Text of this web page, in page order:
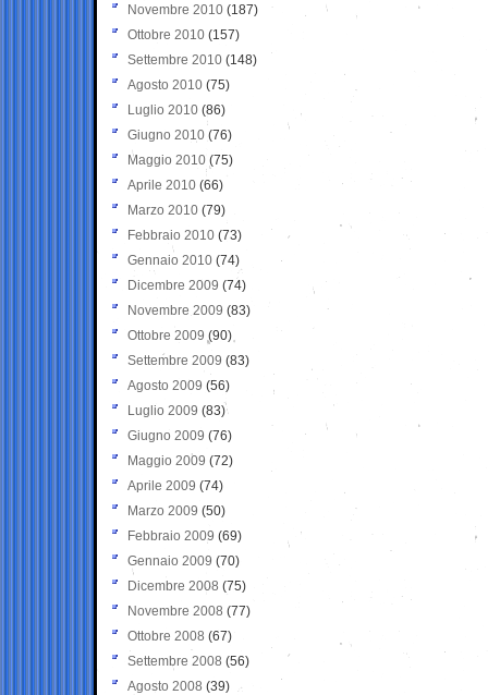
Novembre 2010 (187)
Ottobre 2010 (157)
Settembre 2010 (148)
Agosto 2010 (75)
Luglio 2010 (86)
Giugno 2010 (76)
Maggio 2010 (75)
Aprile 2010 (66)
Marzo 2010 (79)
Febbraio 2010 (73)
Gennaio 2010 (74)
Dicembre 2009 (74)
Novembre 2009 (83)
Ottobre 2009 (90)
Settembre 2009 (83)
Agosto 2009 (56)
Luglio 2009 (83)
Giugno 2009 (76)
Maggio 2009 (72)
Aprile 2009 (74)
Marzo 2009 (50)
Febbraio 2009 (69)
Gennaio 2009 (70)
Dicembre 2008 (75)
Novembre 2008 (77)
Ottobre 2008 (67)
Settembre 2008 (56)
Agosto 2008 (39)